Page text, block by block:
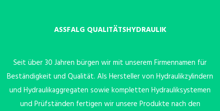
ASSFALG QUALITÄTSHYDRAULIK
Seit über 30 Jahren bürgen wir mit unserem Firmennamen für
Beständigkeit und Qualität. Als Hersteller von Hydraulikzylindern
und Hydraulikaggregaten sowie kompletten Hydrauliksystemen
und Prüfständen fertigen wir unsere Produkte nach den